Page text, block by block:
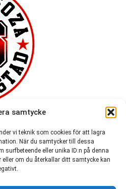
samtycke
vi teknik som cookies för att lagra
När du samtycker till dessa
surfbeteende eller unika ID:n på denna
om du återkallar ditt samtycke kan